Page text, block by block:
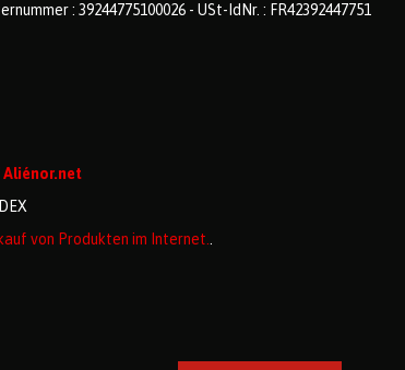
: 39244775100026 - USt-IdNr. : FR42392447751
von Produkten im Internet.